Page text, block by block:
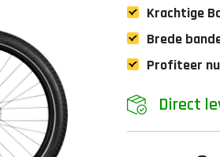
Krachtige
Brede
Profiteer
Direct